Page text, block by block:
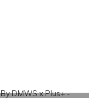
ByDMWSxPlus+-